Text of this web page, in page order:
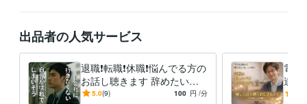
WordPress:2年 Excel:25年Google スプレッドシート:3年
Google ドキュメント:3年
Word:25年
その他ツール
お客様のクレーム対応、報告:20年
出品者の人気サービス
退職❗️転職❗️休職❗️悩んでる方の
お話し聴きます 辞めたいの
に辞められない、退職代行の
5.0(9) 100 円 /分
電話
達と
のお